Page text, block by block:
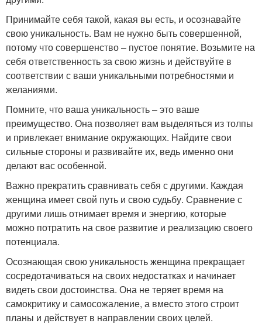
Принимайте себя такой, какая вы есть, и осознавайте
свою уникальность. Вам не нужно быть совершенной,
потому что совершенство – пустое понятие. Возьмите на
себя ответственность за свою жизнь и действуйте в
соответствии с ваши уникальными потребностями и
желаниями.
Помните, что ваша уникальность – это ваше
преимущество. Она позволяет вам выделяться из толпы
и привлекает внимание окружающих. Найдите свои
сильные стороны и развивайте их, ведь именно они
делают вас особенной.
Важно прекратить сравнивать себя с другими. Каждая
женщина имеет свой путь и свою судьбу. Сравнение с
другими лишь отнимает время и энергию, которые
можно потратить на свое развитие и реализацию своего
потенциала.
Осознающая свою уникальность женщина прекращает
сосредотачиваться на своих недостатках и начинает
видеть свои достоинства. Она не теряет время на
самокритику и самосожаление, а вместо этого строит
планы и действует в направлении своих целей.